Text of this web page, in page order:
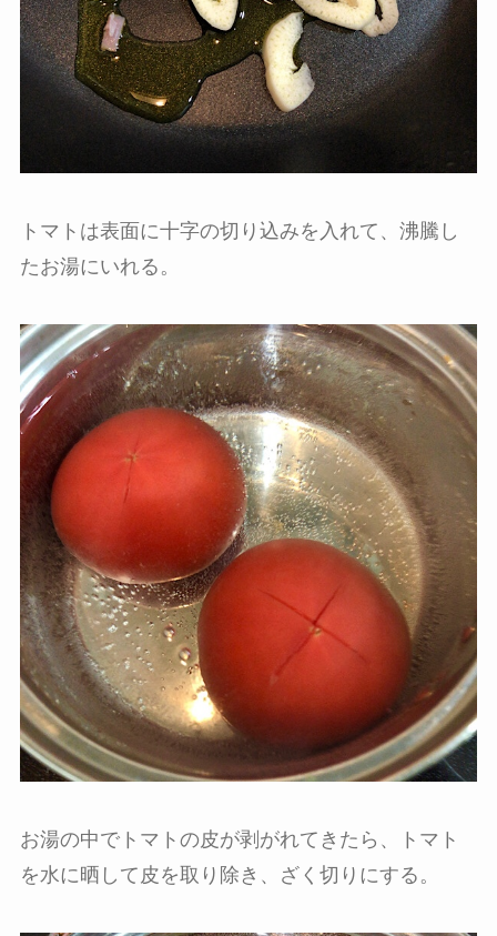
トマトは表面に十字の切り込みを入れて、沸騰し
たお湯にいれる。
お湯の中でトマトの皮が剥がれてきたら、トマト
を水に晒して皮を取り除き、ざく切りにする。